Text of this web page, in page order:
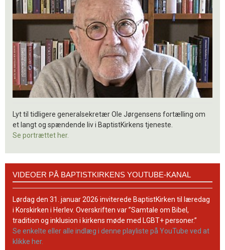
Lyt til tidligere generalsekretær Ole Jørgensens fortælling om
et langt og spændende liv i BaptistKirkens tjeneste.
Se portrættet her.
BaptistKirkens
YouTube-
kanal
VIDEOER PÅ BAPTISTKIRKENS YOUTUBE-KANAL
Lørdag den 31. januar 2026 inviterede BaptistKirken til læredag
i Korskirken i Herlev. Overskriften var ”Samtale om Bibel,
tradition og inklusion i kirkens møde med LGBT+ personer.”
Se enkelte eller alle indlæg i denne playliste på YouTube ved at
klikke her.